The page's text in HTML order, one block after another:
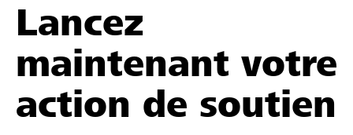
Lancez
maintenant votre
action de soutien